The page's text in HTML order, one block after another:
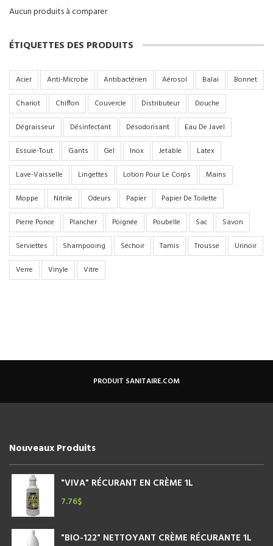
Aucun produits à comparer
ÉTIQUETTES DES PRODUITS
Acier Anti-Microbe Antibactérien Aérosol Balai
Bonnet
Chariot
Chiffon Couvercle Distributeur
Douche
Dégraisseur
Désinfectant Désodorisant
Eau De Javel
Essuie-Tout
Gants Gel Inox Jetable
Latex
Lave-Vaisselle
Lingettes Lotion Pour Le Corps
Mains
Moppe
Nitrile Odeurs Papier
Papier De Toilette
Pierre Ponce
Plancher Poignée Poubelle Sac
Savon
Serviettes
Shampooing Séchoir Tamis Trousse
Urinoir
Verre
Vinyle Vitre
PRODUIT SANITAIRE.COM
Nouveaux Produits
"VIVA" RÉCURANT EN CRÈME 1L
7.76$
"BIO-122" NETTOYANT CRÈME RÉCURANTE 1L